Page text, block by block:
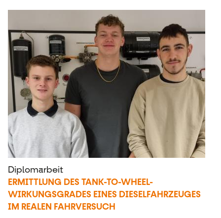
Diplomarbeit
ERMITTLUNG DES TANK-TO-WHEEL-
WIRKUNGSGRADES EINES DIESELFAHRZEUGES
IM REALEN FAHRVERSUCH